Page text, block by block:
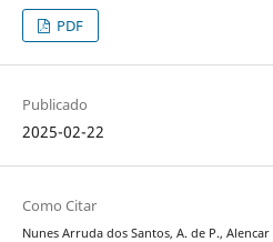
PDF
Publicado
2025-02-22
Como Citar
Nunes Arruda dos Santos, A. de P.,